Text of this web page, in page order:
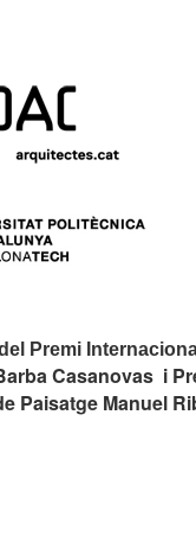
Premi
Casanovas i
Paisatge Manuel